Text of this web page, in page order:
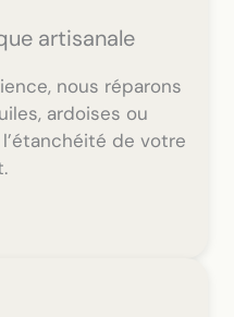
artisanale
nous réparons
ardoises ou
de votre